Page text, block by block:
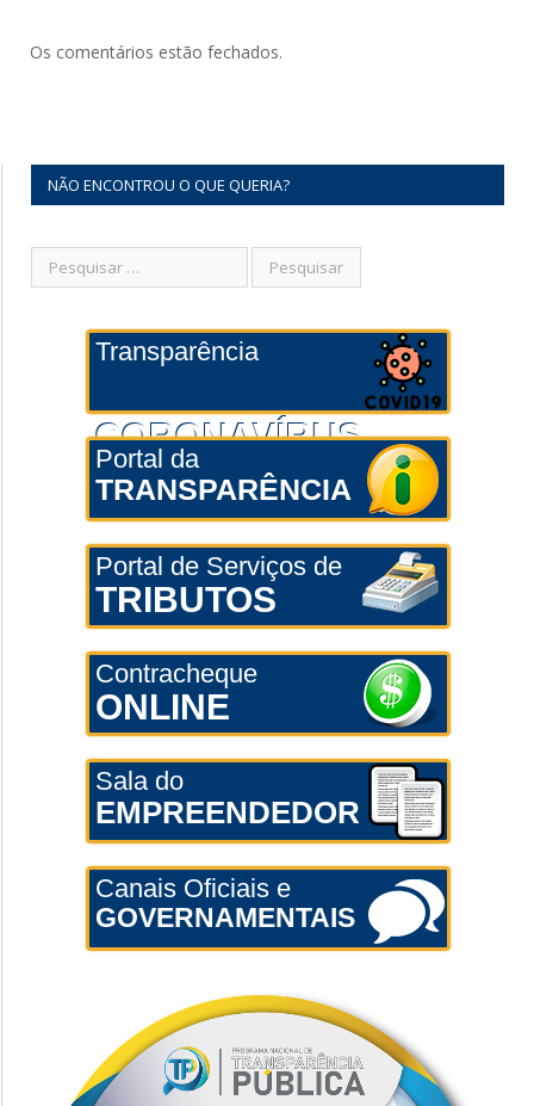
Os comentários estão fechados.
NÃO ENCONTROU O QUE QUERIA?
Transparência
CORONAVÍRUS
Portal da
TRANSPARÊNCIA
Portal de Serviços de
TRIBUTOS
Contracheque
ONLINE
Sala do
EMPREENDEDOR
Canais Oficiais e
GOVERNAMENTAIS